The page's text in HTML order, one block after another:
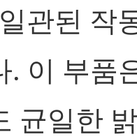
관된 작
. 이 부품
균일한